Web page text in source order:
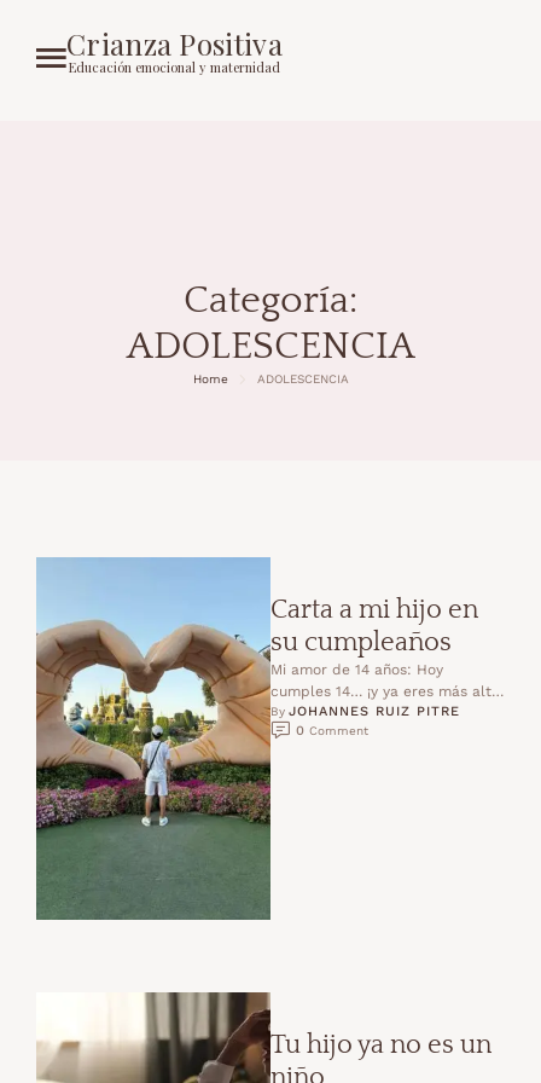
Crianza Positiva
Educación emocional y maternidad
Categoría:
ADOLESCENCIA
Home ADOLESCENCIA
Carta a mi hijo en
su cumpleaños
Mi amor de 14 años: Hoy
cumples 14… ¡y ya eres más alto
que yo!Quién lo diría… aquel …
By JOHANNES RUIZ PITRE
0 Comment
Tu hijo ya no es un